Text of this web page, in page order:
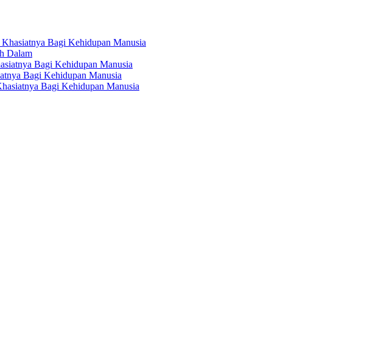
Bagi Kehidupan Manusia
Dalam
Bagi Kehidupan Manusia
Bagi Kehidupan Manusia
Bagi Kehidupan Manusia